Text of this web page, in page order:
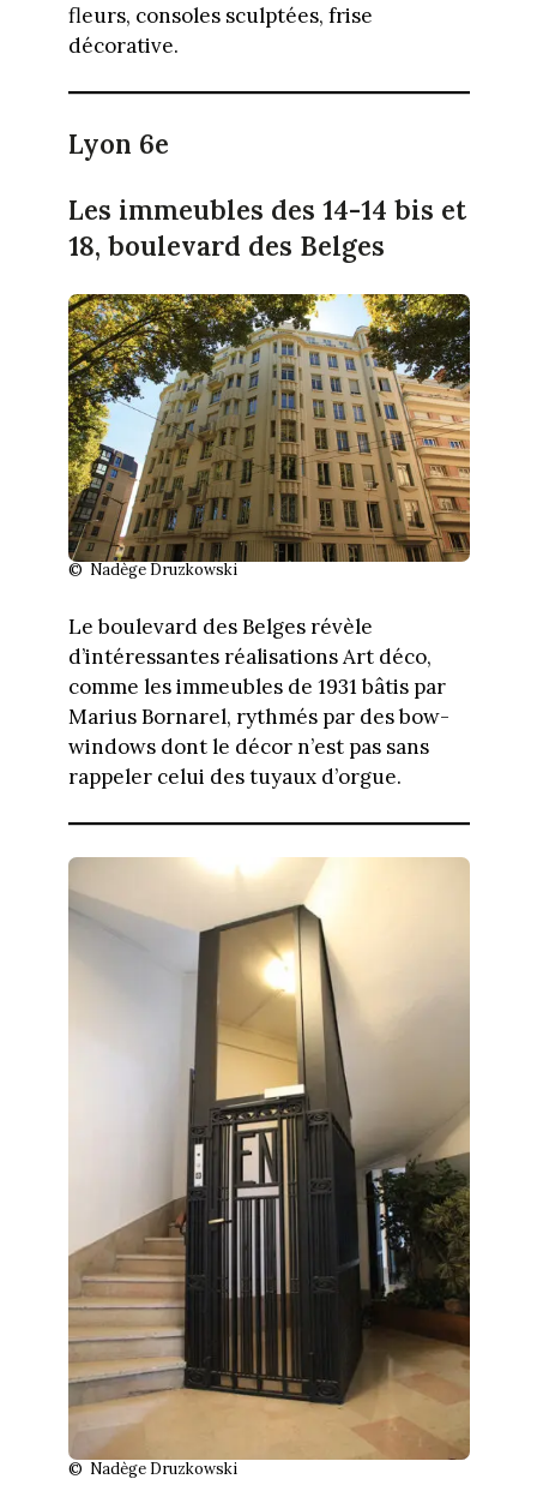
fleurs, consoles sculptées, frise
décorative.
Lyon 6e
Les immeubles des 14-14 bis et
18, boulevard des Belges
© Nadège Druzkowski
Le boulevard des Belges révèle
d’intéressantes réalisations Art déco,
comme les immeubles de 1931 bâtis par
Marius Bornarel, rythmés par des bow-
windows dont le décor n’est pas sans
rappeler celui des tuyaux d’orgue.
© Nadège Druzkowski